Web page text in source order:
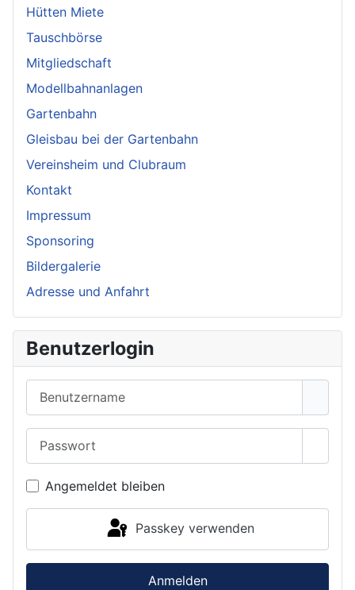
Hütten Miete
Tauschbörse
Mitgliedschaft
Modellbahnanlagen
Gartenbahn
Gleisbau bei der Gartenbahn
Vereinsheim und Clubraum
Kontakt
Impressum
Sponsoring
Bildergalerie
Adresse und Anfahrt
Benutzerlogin
Angemeldet bleiben
Passkey verwenden
Anmelden